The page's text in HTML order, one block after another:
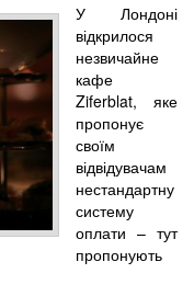
У Лондоні
відкрилося
незвичайне
кафе
Ziferblat, яке
пропонує
своїм
відвідувачам
нестандартну
систему
оплати – тут
пропонують